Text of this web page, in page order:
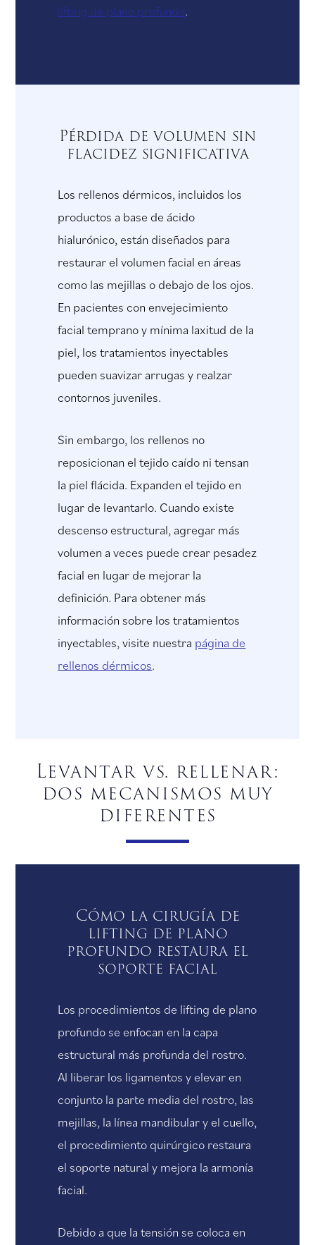
lifting de plano profundo.
Pérdida de volumen sin
flacidez significativa
Los rellenos dérmicos, incluidos los
productos a base de ácido
hialurónico, están diseñados para
restaurar el volumen facial en áreas
como las mejillas o debajo de los ojos.
En pacientes con envejecimiento
facial temprano y mínima laxitud de la
piel, los tratamientos inyectables
pueden suavizar arrugas y realzar
contornos juveniles.
Sin embargo, los rellenos no
reposicionan el tejido caído ni tensan
la piel flácida. Expanden el tejido en
lugar de levantarlo. Cuando existe
descenso estructural, agregar más
volumen a veces puede crear pesadez
facial en lugar de mejorar la
definición. Para obtener más
información sobre los tratamientos
inyectables, visite nuestra página de
rellenos dérmicos.
Levantar vs. rellenar:
dos mecanismos muy
diferentes
Cómo la cirugía de
lifting de plano
profundo restaura el
soporte facial
Los procedimientos de lifting de plano
profundo se enfocan en la capa
estructural más profunda del rostro.
Al liberar los ligamentos y elevar en
conjunto la parte media del rostro, las
mejillas, la línea mandibular y el cuello,
el procedimiento quirúrgico restaura
el soporte natural y mejora la armonía
facial.
Debido a que la tensión se coloca en